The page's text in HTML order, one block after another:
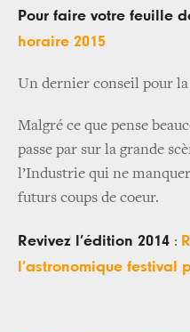
Pour faire votre feuille
horaire 2015
Un dernier conseil pour la
Malgré ce que pense
passe par sur la grande
l’Industrie qui ne
futurs coups de coeur.
Revivez l’édition 2014 :
l’astronomique festival